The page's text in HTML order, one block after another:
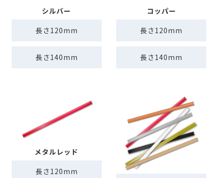
シルバー
長さ120mm
長さ140mm
コッパー
長さ120mm
長さ140mm
メタルレッド
長さ120mm